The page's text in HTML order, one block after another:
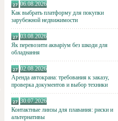
06.08.2026
Как выбрать платформу для покупки
зарубежной недвижимости
03.08.2026
Як перевозити акваріум без шкоди для
обладнання
02.08.2026
Аренда автокрана: требования к заказу,
проверка документов и выбор техники
30.07.2026
Контактные линзы для плавания: риски и
альтернативы